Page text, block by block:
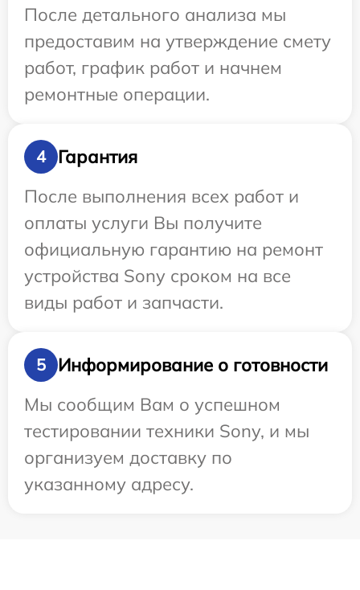
После детального анализа мы
предоставим на утверждение смету
работ, график работ и начнем
ремонтные операции.
4
Гарантия
После выполнения всех работ и
оплаты услуги Вы получите
официальную гарантию на ремонт
устройства Sony сроком на все
виды работ и запчасти.
5
Информирование о готовности
Мы сообщим Вам о успешном
тестировании техники Sony, и мы
организуем доставку по
указанному адресу.